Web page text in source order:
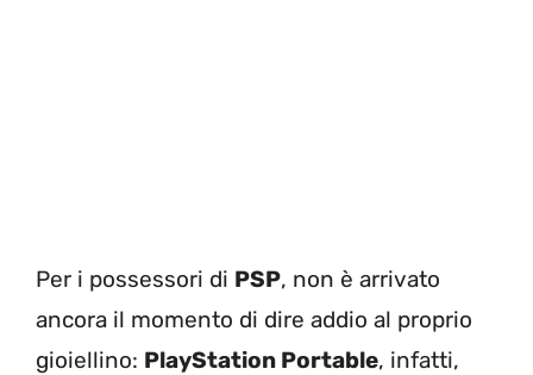
Per i possessori di PSP, non è arrivato
ancora il momento di dire addio al proprio
gioiellino: PlayStation Portable, infatti,